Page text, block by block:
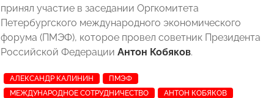
принял участие в заседании Оргкомитета
Петербургского международного экономического
форума (ПМЭФ), которое провел советник Президента
Российской Федерации Антон Кобяков.
АЛЕКСАНДР КАЛИНИН
ПМЭФ
МЕЖДУНАРОДНОЕ СОТРУДНИЧЕСТВО
АНТОН КОБЯКОВ